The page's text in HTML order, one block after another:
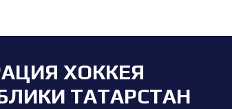
ХОККЕЯ
ТАТАРСТАН